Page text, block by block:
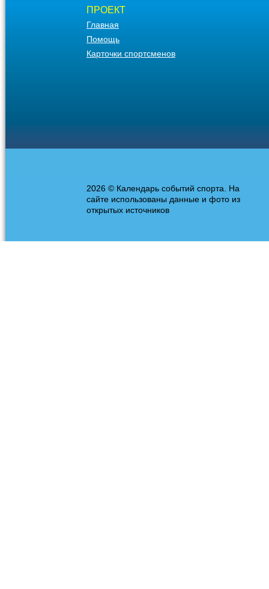
ПРОЕКТ
Главная
Помощь
Карточки спортсменов
2026 © Календарь событий спорта. На
сайте использованы данные и фото из
открытых источников